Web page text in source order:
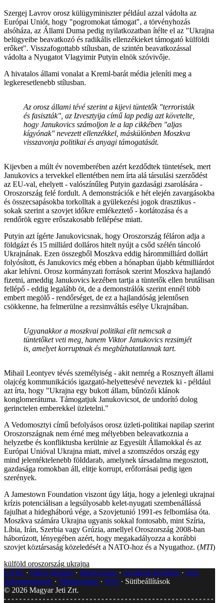
Szergej Lavrov orosz külügyminiszter például azzal vádolta az
Európai Uniót, hogy "pogromokat támogat", a törvényhozás
alsóháza, az Állami Duma pedig nyilatkozatban ítélte el az "Ukrajna
belügyeibe beavatkozó és radikális ellenzékieket támogató külföldi
erőket". Visszafogottabb stílusban, de szintén beavatkozással
vádolta a Nyugatot Vlagyimir Putyin elnök szóvivője.
A hivatalos állami vonalat a Kreml-barát média jeleníti meg a
legkeresetlenebb stílusban.
Az orosz állami tévé szerint a kijevi tüntetők "terroristák
és fasiszták", az Izvesztyija című lap pedig azt követelte,
hogy Janukovics számoljon le a lap cikkében "aljas
kígyónak" nevezett ellenzékkel, máskülönben Moszkva
visszavonja politikai és anyagi támogatását.
Kijevben a múlt év novemberében azért kezdődtek tüntetések, mert
Janukovics a tervekkel ellentétben nem írta alá társulási szerződést
az EU-val, ehelyett - valószínűleg Putyin gazdasági zsarolására -
Oroszország felé fordult. A demonstrációk e hét elején zavargásokba
és összecsapásokba torkolltak a gyülekezési jogok drasztikus -
sokak szerint a szovjet időkre emlékeztető - korlátozása és a
rendőrök egyre erőszakosabb fellépése miatt.
Putyin azt ígérte Janukovicsnak, hogy Oroszország féláron adja a
földgázt és 15 milliárd dolláros hitelt nyújt a csőd szélén táncoló
Ukrajnának. Ezen összegből Moszkva eddig hárommilliárd dollárt
folyósított, és Janukovics még ebben a hónapban újabb kétmilliárdot
akar lehívni. Orosz kormányzati források szerint Moszkva hajlandó
fizetni, ameddig Janukovics kezében tartja a tüntetők ellen brutálisan
fellépő - eddig legalább öt, de a demonstrálók szerint ennél több
embert megölő - rendőrséget, de ez a hajlandóság jelentősen
csökkenne, ha felmerülne a rezsimváltás esélye Ukrajnában.
Ugyanakkor a moszkvai politikai elit nemcsak a
tüntetőket veti meg, hanem Viktor Janukovics rezsimjét
is, amelyet korruptnak és megbízhatatlannak tart.
Mihail Leontyev tévés személyiség - akit nemrég a Rosznyeft állami
olajcég kommunikációs igazgató-helyettesévé neveztek ki - például
azt írta, hogy "Ukrajna egy bukott állam, bűnözői klánok
konglomerátuma. Támogatjuk Janukovicsot, de undorító dolog
gerinctelen emberekkel üzletelni."
A Vedomosztyi című befolyásos orosz üzleti-politikai napilap szerint
Oroszországnak nem érné meg mélyebben beleavatkoznia a
helyzetbe és konfliktusba kerülnie az Egyesült Államokkal és az
Európai Unióval Ukrajna miatt, mivel a szomszédos ország egy
mind jelentéktelenebb földdarab, amelynek társadalma megosztott,
gazdasága romokban áll, elitje korrupt, erőforrásai pedig igen
szerények.
A Jamestown Foundation viszont úgy látja, hogy a jelenlegi ukrajnai
krízis potenciálisan a legsúlyosabb kelet-nyugati szembenállássá
fajulhat a hidegháború vége, a Szovjetunió 1991-es felbomlása óta.
Moszkva számára Ukrajna ugyanis sokkal fontosabb, mint Szíria,
Líbia, Irán, Szerbia vagy Grúzia, amellyel Oroszország 2008-ban
háborúzott, lényegében azért, hogy megakadályozza a korábbi
szovjet köztársaság közeledését a NATO-hoz és a Nyugathoz. (MTI)
külföld oroszország ukrajna
GYIK
Hibát jelentek Impresszum Javítások kezelése
Jogi
dokumentumok
Médiaajánlat RSS
Sütibeállítások
© 2026 Magyar Jeti Zrt.